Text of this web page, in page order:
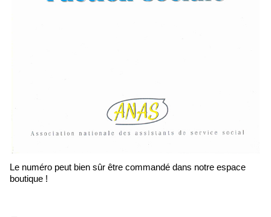
Le numéro peut bien sûr être commandé dans notre espace
boutique !